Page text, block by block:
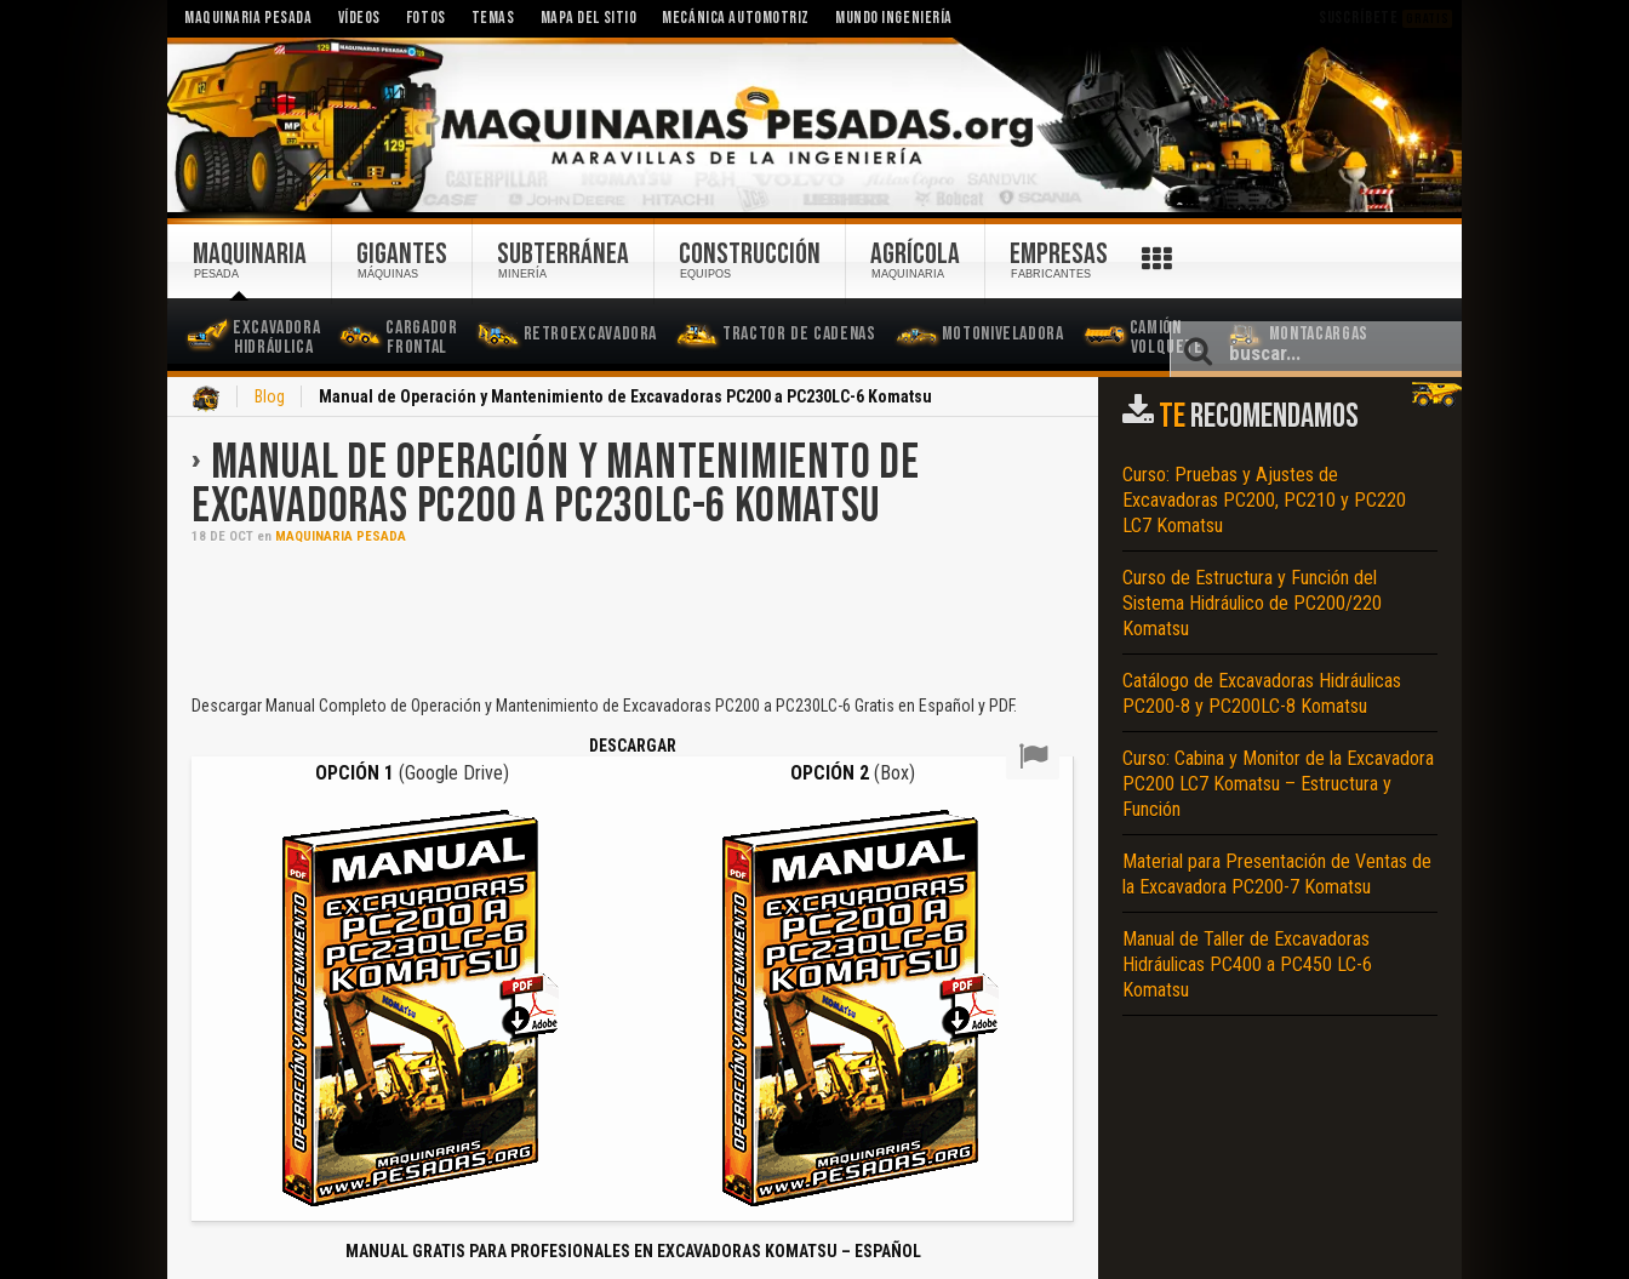
MAQUINARIA PESADA VÍDEOS FOTOS TEMAS MAPA DEL SITIO MECÁNICA AUTOMOTRIZ MUNDO INGENIERÍA
MAQUINARIA
PESADA
Excavadora
Hidráulica
Cargador
Frontal
Retroexcavadora Tractor de Cadenas Motoniveladora
Camión
Volquete
Montacargas
GIGANTES
MÁQUINAS
SUBTERRÁNEA
MINERÍA
CONSTRUCCIÓN
EQUIPOS
AGRÍCOLA
MAQUINARIA
EMPRESAS
FABRICANTES
Blog Manual de Operación y Mantenimiento de Excavadoras PC200 a PC230LC-6 Komatsu
MANUAL DE OPERACIÓN Y MANTENIMIENTO DE
EXCAVADORAS PC200 A PC230LC-6 KOMATSU
18 DE OCT en MAQUINARIA PESADA
Descargar Manual Completo de Operación y Mantenimiento de Excavadoras PC200 a PC230LC-6 Gratis en Español y PDF.
DESCARGAR
OPCIÓN 1 (Google Drive) OPCIÓN 2(Box)
MANUAL GRATIS PARA PROFESIONALES EN EXCAVADORAS KOMATSU – ESPAÑOL
TERECOMENDAMOS
Curso: Pruebas y Ajustes de
Excavadoras PC200, PC210 y PC220
LC7 Komatsu
Curso de Estructura y Función del
Sistema Hidráulico de PC200/220
Komatsu
Catálogo de Excavadoras Hidráulicas
PC200-8 y PC200LC-8 Komatsu
Curso: Cabina y Monitor de la Excavadora
PC200 LC7 Komatsu – Estructura y
Función
Material para Presentación de Ventas de
la Excavadora PC200-7 Komatsu
Manual de Taller de Excavadoras
Hidráulicas PC400 a PC450 LC-6
Komatsu